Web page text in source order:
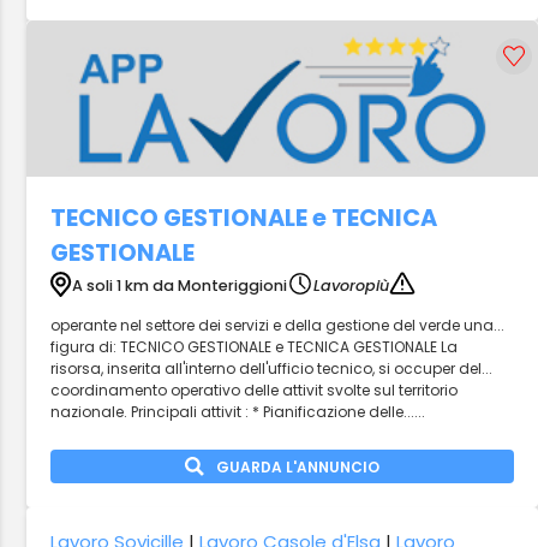
TECNICO GESTIONALE e TECNICA
GESTIONALE
A soli 1 km da Monteriggioni
Lavoropiù
operante nel settore dei servizi e della gestione del verde una...
figura di: TECNICO GESTIONALE e TECNICA GESTIONALE La
risorsa, inserita all'interno dell'ufficio tecnico, si occuper del...
coordinamento operativo delle attivit svolte sul territorio
nazionale. Principali attivit : * Pianificazione delle......
GUARDA L'ANNUNCIO
Lavoro Sovicille |Lavoro Casole d'Elsa |Lavoro